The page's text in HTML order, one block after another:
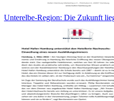
Unterelbe-Region: Die Zukunft